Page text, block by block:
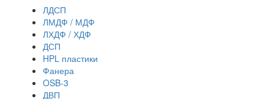
ЛДСП
ЛМДФ / МДФ
ЛХДФ / ХДФ
ДСП
HPL пластики
Фанера
OSB-3
ДВП